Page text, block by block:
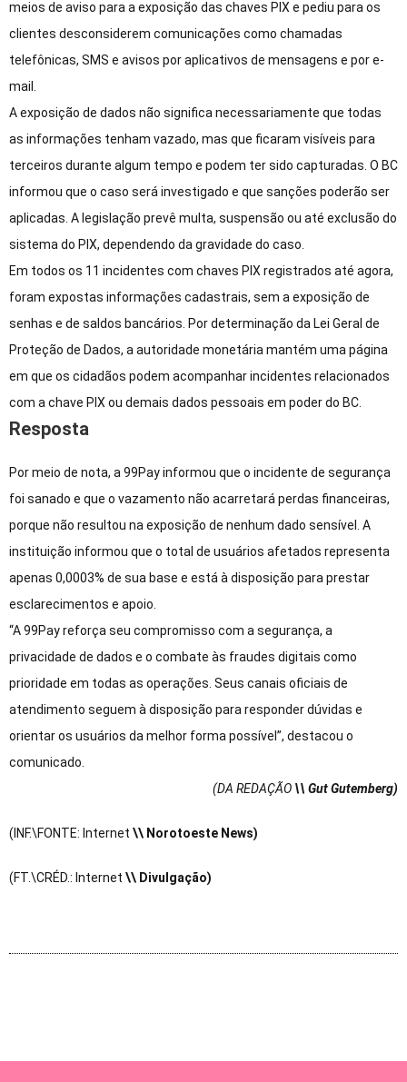
meios de aviso para a exposição das chaves PIX e pediu para os
clientes desconsiderem comunicações como chamadas
telefônicas, SMS e avisos por aplicativos de mensagens e por e-
mail.
A exposição de dados não significa necessariamente que todas
as informações tenham vazado, mas que ficaram visíveis para
terceiros durante algum tempo e podem ter sido capturadas. O BC
informou que o caso será investigado e que sanções poderão ser
aplicadas. A legislação prevê multa, suspensão ou até exclusão do
sistema do PIX, dependendo da gravidade do caso.
Em todos os 11 incidentes com chaves PIX registrados até agora,
foram expostas informações cadastrais, sem a exposição de
senhas e de saldos bancários. Por determinação da Lei Geral de
Proteção de Dados, a autoridade monetária mantém uma página
em que os cidadãos podem acompanhar incidentes relacionados
com a chave PIX ou demais dados pessoais em poder do BC.
Resposta
Por meio de nota, a 99Pay informou que o incidente de segurança
foi sanado e que o vazamento não acarretará perdas financeiras,
porque não resultou na exposição de nenhum dado sensível. A
instituição informou que o total de usuários afetados representa
apenas 0,0003% de sua base e está à disposição para prestar
esclarecimentos e apoio.
“A 99Pay reforça seu compromisso com a segurança, a
privacidade de dados e o combate às fraudes digitais como
prioridade em todas as operações. Seus canais oficiais de
atendimento seguem à disposição para responder dúvidas e
orientar os usuários da melhor forma possível”, destacou o
comunicado.
(DA REDAÇÃO \\ Gut Gutemberg)
(INF.\FONTE: Internet \\ Norotoeste News)
(FT.\CRÉD.: Internet \\ Divulgação)